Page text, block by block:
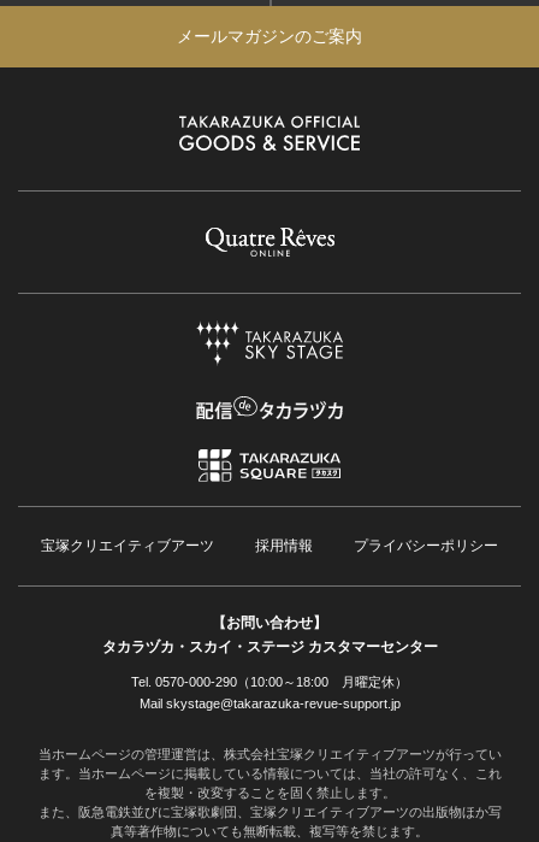
メールマガジンのご案内
宝塚クリエイティブアーツ 採用情報 プライバシーポリシー
【お問い合わせ】
タカラヅカ・スカイ・ステージ カスタマーセンター
Tel. 0570-000-290（10:00～18:00 月曜定休）
Mail skystage@takarazuka-revue-support.jp
当ホームページの管理運営は、株式会社宝塚クリエイティブアーツが行ってい
ます。当ホームページに掲載している情報については、当社の許可なく、これ
を複製・改変することを固く禁止します。
また、阪急電鉄並びに宝塚歌劇団、宝塚クリエイティブアーツの出版物ほか写
真等著作物についても無断転載、複写等を禁じます。